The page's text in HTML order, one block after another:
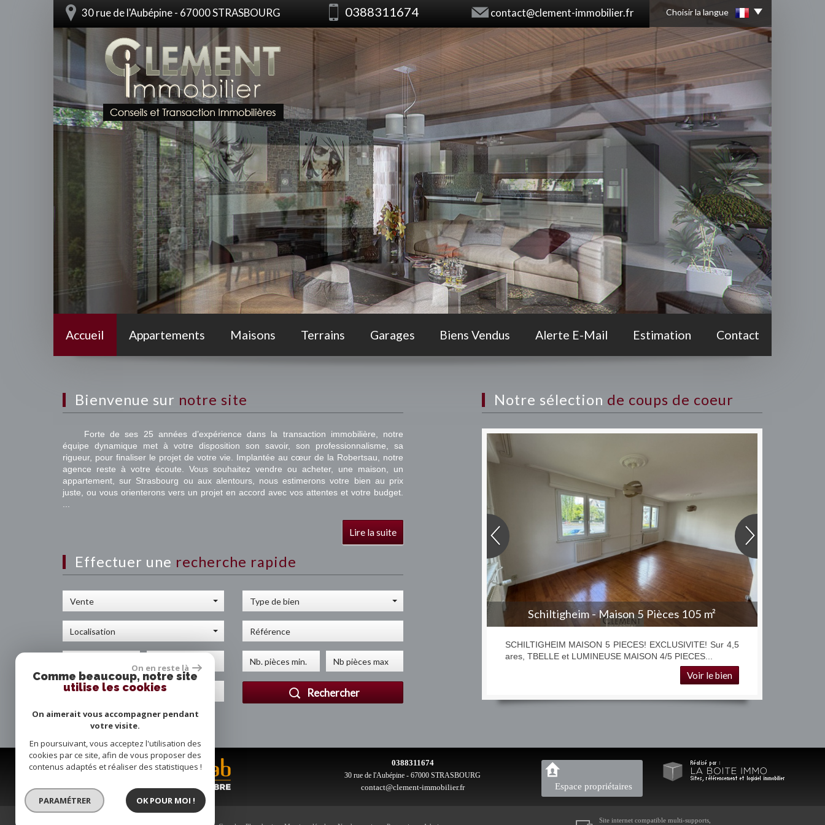
30 rue de l'Aubépine - 67000 STRASBOURG 0388311674 contact@clement-immobilier.fr Choisir la langue
Accueil Appartements Maisons Terrains Garages Biens Vendus Alerte E-Mail Estimation Contact
Bienvenue sur notre site
Forte de ses 25 années d’expérience dans la transaction immobilière, notre
équipe dynamique met à votre disposition son savoir, son professionnalisme, sa
rigueur, pour finaliser le projet de votre vie. Implantée au cœur de la Robertsau, notre
agence reste à votre écoute. Vous souhaitez vendre ou acheter, une maison, un
appartement, sur Strasbourg ou aux alentours, nous estimerons votre bien au prix
juste, ou vous orienterons vers un projet en accord avec vos attentes et votre budget.
Lire la suite
Effectuer une recherche rapide
Vente
Localisation
Type de bien
Rechercher
Notre sélection de coups de coeur
Lingolsheim - Appartement 4 Pièces 76 m²
LINGOLSHEIM APPARTEMENT 3/4 PIECES EN REZ DE
JARDIN ! EXCEPTIONNEL EN EXCLUSIVITE Dans une...
Voir le bien
0388311674
30 rue de l'Aubépine - 67000 STRASBOURG
contact@clement-immobilier.fr Espace propriétaires
Site internet compatible multi-supports,
On en reste là
Comme beaucoup, notre site
utilise les cookies
On aimerait vous accompagner pendant
votre visite.
En poursuivant, vous acceptez l'utilisation des
cookies par ce site, afin de vous proposer des
contenus adaptés et réaliser des statistiques !
PARAMÉTRER OK POUR MOI !